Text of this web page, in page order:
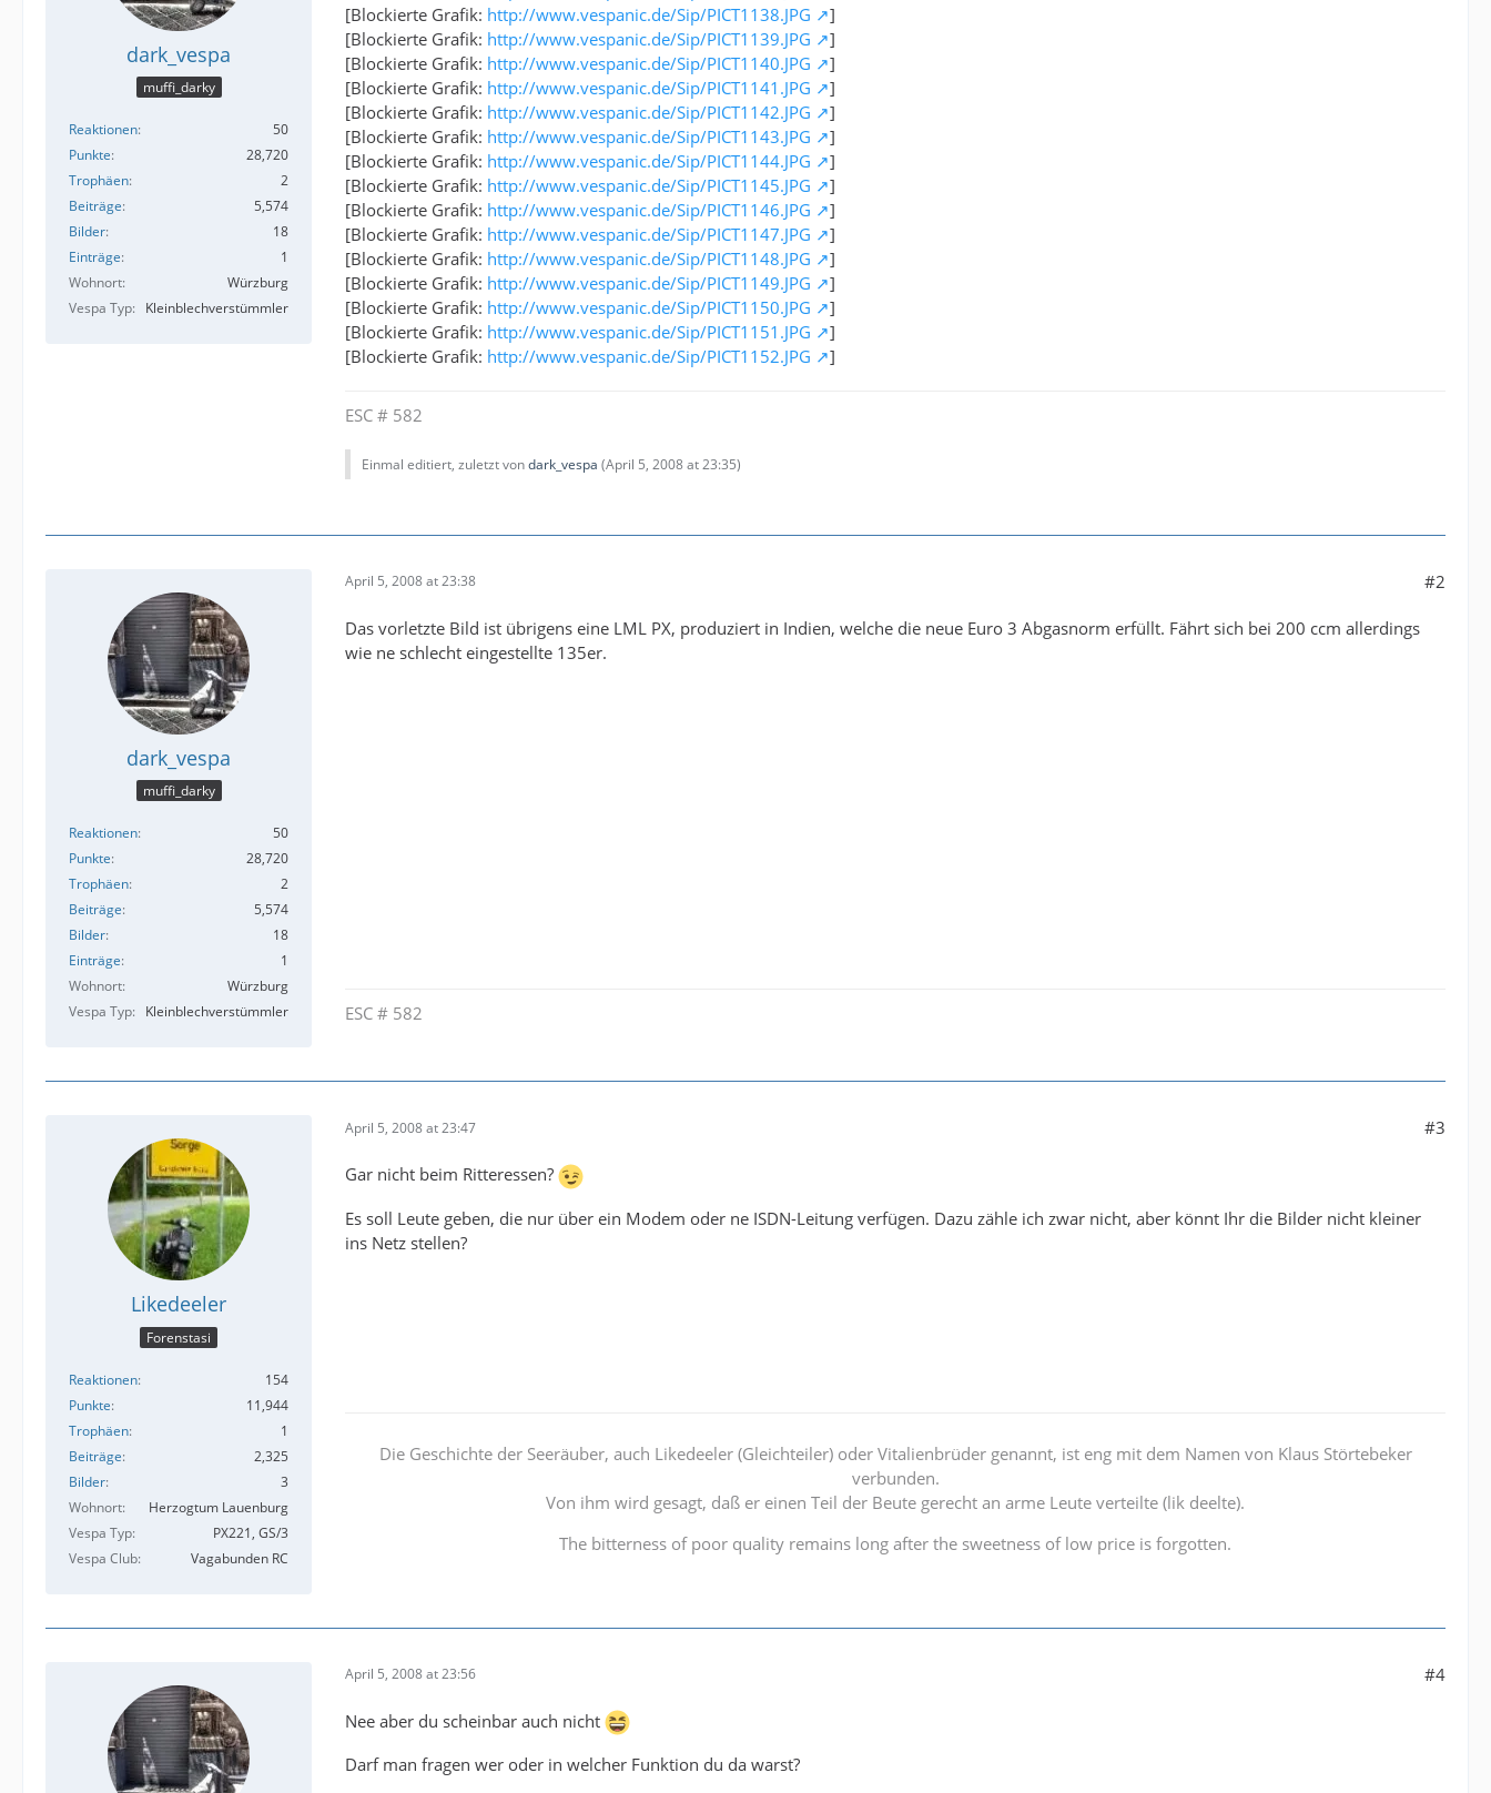
dark_vespa
muffi_darky
Reaktionen
50
Punkte
28,720
Trophäen
2
Beiträge
5,574
Bilder
18
Einträge
1
Wohnort
Würzburg
Vespa Typ
Kleinblechverstümmler
[Blockierte Grafik: http://www.vespanic.de/Sip/PICT1138.JPG
]
[Blockierte Grafik: http://www.vespanic.de/Sip/PICT1139.JPG
]
[Blockierte Grafik: http://www.vespanic.de/Sip/PICT1140.JPG
]
[Blockierte Grafik: http://www.vespanic.de/Sip/PICT1141.JPG
]
[Blockierte Grafik: http://www.vespanic.de/Sip/PICT1142.JPG
]
[Blockierte Grafik: http://www.vespanic.de/Sip/PICT1143.JPG
]
[Blockierte Grafik: http://www.vespanic.de/Sip/PICT1144.JPG
]
[Blockierte Grafik: http://www.vespanic.de/Sip/PICT1145.JPG
]
[Blockierte Grafik: http://www.vespanic.de/Sip/PICT1146.JPG
]
[Blockierte Grafik: http://www.vespanic.de/Sip/PICT1147.JPG
]
[Blockierte Grafik: http://www.vespanic.de/Sip/PICT1148.JPG
]
[Blockierte Grafik: http://www.vespanic.de/Sip/PICT1149.JPG
]
[Blockierte Grafik: http://www.vespanic.de/Sip/PICT1150.JPG
]
[Blockierte Grafik: http://www.vespanic.de/Sip/PICT1151.JPG
]
[Blockierte Grafik: http://www.vespanic.de/Sip/PICT1152.JPG ]
ESC # 582
Einmal editiert, zuletzt vondark_vespa (April 5, 2008 at 23:35)
dark_vespa
muffi_darky
Reaktionen
50
Punkte
28,720
Trophäen
2
Beiträge
5,574
Bilder
18
Einträge
1
Wohnort
Würzburg
Vespa Typ
Kleinblechverstümmler
April 5, 2008 at 23:38 #2
Das vorletzte Bild ist übrigens eine LML PX, produziert in Indien, welche die neue Euro 3 Abgasnorm erfüllt. Fährt sich bei 200 ccm allerdings
wie ne schlecht eingestellte 135er.
ESC # 582
Likedeeler
Forenstasi
Reaktionen
154
Punkte
11,944
Trophäen
1
Beiträge
2,325
Bilder
3
Wohnort
Herzogtum Lauenburg
Vespa Typ
PX221, GS/3
Vespa Club
Vagabunden RC
April 5, 2008 at 23:47 #3
Gar nicht beim Ritteressen?
Es soll Leute geben, die nur über ein Modem oder ne ISDN-Leitung verfügen. Dazu zähle ich zwar nicht, aber könnt Ihr die Bilder nicht kleiner
ins Netz stellen?
Die Geschichte der Seeräuber, auch Likedeeler (Gleichteiler) oder Vitalienbrüder genannt, ist eng mit dem Namen von Klaus Störtebeker
verbunden.
Von ihm wird gesagt, daß er einen Teil der Beute gerecht an arme Leute verteilte (lik deelte).
The bitterness of poor quality remains long after the sweetness of low price is forgotten.
April 5, 2008 at 23:56 #4
Nee aber du scheinbar auch nicht
Darf man fragen wer oder in welcher Funktion du da warst?